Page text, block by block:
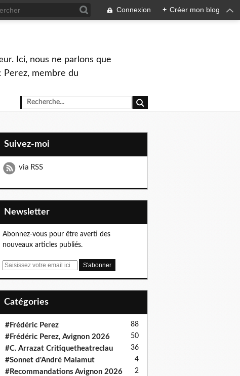
Connexion + Créer mon blog
Ici, nous ne parlons que
Perez, membre du
Suivez-moi
via RSS
Newsletter
Abonnez-vous pour être averti des
nouveaux articles publiés.
E
Catégories
#Frédéric Perez 88
#Frédéric Perez, Avignon 2026 50
#C. Arrazat Critiquetheatreclau 36
#Sonnet d'André Malamut 4
#Recommandations Avignon 2026 2